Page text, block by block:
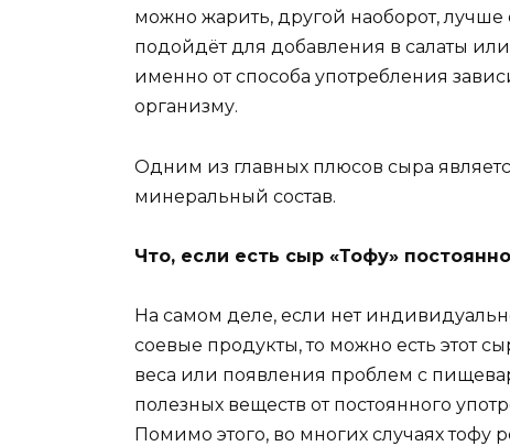
можно жарить, другой наоборот, лучше
подойдёт для добавления в салаты
именно от способа употребления
организму.
Одним из главных плюсов сыра
минеральный состав.
Что, если есть сыр «Тофу»
На самом деле, если нет
соевые продукты, то можно есть этот
веса или появления проблем с
полезных веществ от постоянного
Помимо этого, во многих случаях тофу